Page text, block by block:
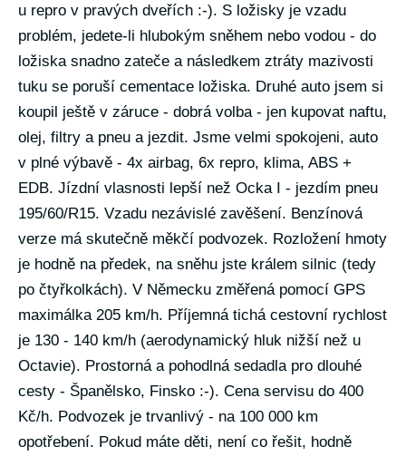
u repro v pravých dveřích :-). S ložisky je vzadu
problém, jedete-li hlubokým sněhem nebo vodou - do
ložiska snadno zateče a následkem ztráty mazivosti
tuku se poruší cementace ložiska. Druhé auto jsem si
koupil ještě v záruce - dobrá volba - jen kupovat naftu,
olej, filtry a pneu a jezdit. Jsme velmi spokojeni, auto
v plné výbavě - 4x airbag, 6x repro, klima, ABS +
EDB. Jízdní vlasnosti lepší než Ocka I - jezdím pneu
195/60/R15. Vzadu nezávislé zavěšení. Benzínová
verze má skutečně měkčí podvozek. Rozložení hmoty
je hodně na předek, na sněhu jste králem silnic (tedy
po čtyřkolkách). V Německu změřená pomocí GPS
maximálka 205 km/h. Příjemná tichá cestovní rychlost
je 130 - 140 km/h (aerodynamický hluk nižší než u
Octavie). Prostorná a pohodlná sedadla pro dlouhé
cesty - Španělsko, Finsko :-). Cena servisu do 400
Kč/h. Podvozek je trvanlivý - na 100 000 km
opotřebení. Pokud máte děti, není co řešit, hodně